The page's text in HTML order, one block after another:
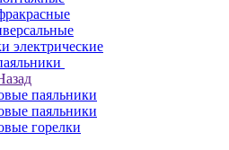
электрические
паяльники
паяльники
горелки